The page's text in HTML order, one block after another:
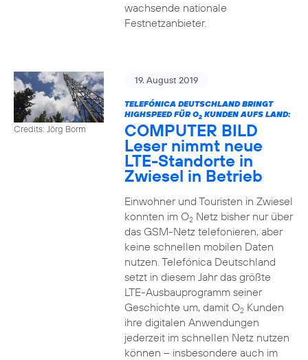
wachsende nationale
Festnetzanbieter.
Credits: Jörg Borm
19. August 2019
TELEFÓNICA DEUTSCHLAND BRINGT
HIGHSPEED FÜR O2KUNDEN AUFS LAND:
COMPUTER BILD
Leser nimmt neue
LTE-Standorte in
Zwiesel in Betrieb
Einwohner und Touristen in Zwiesel
konnten im O2Netz bisher nur über
das GSM-Netz telefonieren, aber
keine schnellen mobilen Daten
nutzen. Telefónica Deutschland
setzt in diesem Jahr das größte
LTE-Ausbauprogramm seiner
Geschichte um, damit O2Kunden
ihre digitalen Anwendungen
jederzeit im schnellen Netz nutzen
können – insbesondere auch im